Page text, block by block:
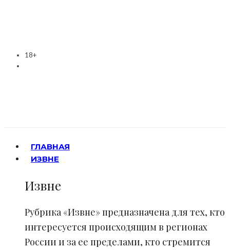
18+
ГЛАВНАЯ
ИЗВНЕ
Извне
Рубрика «Извне» предназначена для тех, кто
интересуется происходящим в регионах
России и за ее пределами, кто стремится